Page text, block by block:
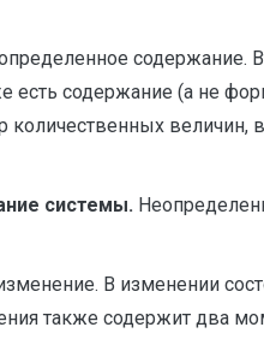
содержание.
содержание (а не
количественных
системы.
В изменении
также содержит два